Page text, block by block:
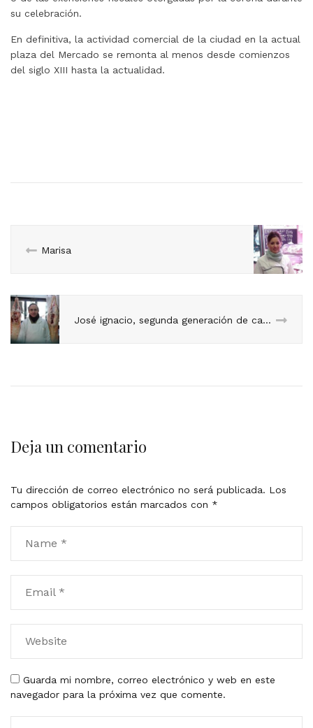
su celebración.
En definitiva, la actividad comercial de la ciudad en la actual
plaza del Mercado se remonta al menos desde comienzos
del siglo XIII hasta la actualidad.
Marisa
José ignacio, segunda generación de carniceros en el Mercado
Deja un comentario
Tu dirección de correo electrónico no será publicada. Los
campos obligatorios están marcados con *
Guarda mi nombre, correo electrónico y web en este
navegador para la próxima vez que comente.